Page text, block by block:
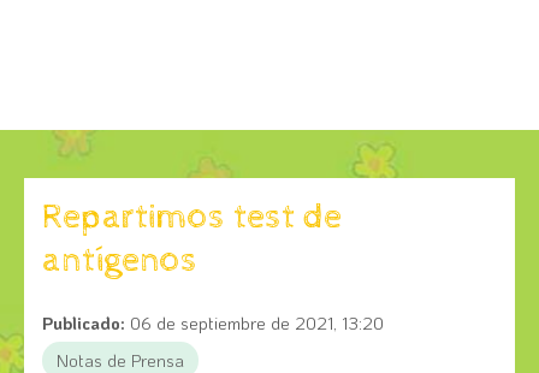
Repartimos test de
antígenos
Publicado: 06 de septiembre de 2021, 13:20
Notas de Prensa